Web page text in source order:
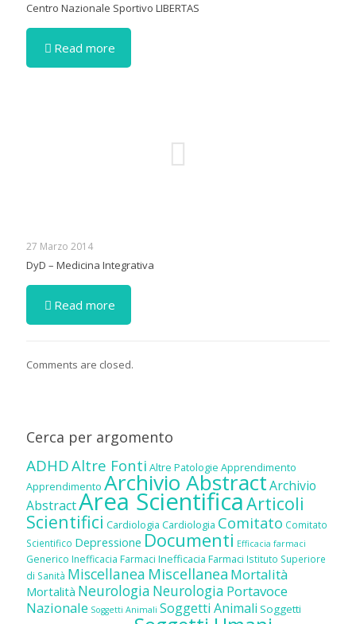
Centro Nazionale Sportivo LIBERTAS
Read more
27 Marzo 2014
DyD – Medicina Integrativa
Read more
Comments are closed.
Cerca per argomento
ADHDAltre Fonti Altre Patologie Apprendimento
Apprendimento Archivio AbstractArchivio
AbstractArea ScientificaArticoli
Scientifici Cardiologia Cardiologia Comitato Comitato
Scientifico Depressione Documenti Efficacia farmaci
Generico Inefficacia Farmaci Inefficacia Farmaci Istituto Superiore
di Sanità Miscellanea Miscellanea Mortalità
Mortalità Neurologia Neurologia Portavoce
Nazionale Soggetti Animali Soggetti Animali Soggetti